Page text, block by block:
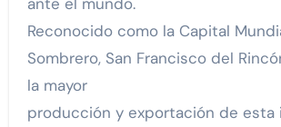
Reconocido como la Capital
Sombrero, San Francisco del
la mayor
producción y exportación de esta